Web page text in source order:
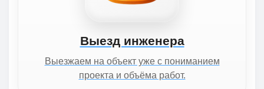
Выезд инженера
Выезжаем на объект уже с пониманием
проекта и объёма работ.